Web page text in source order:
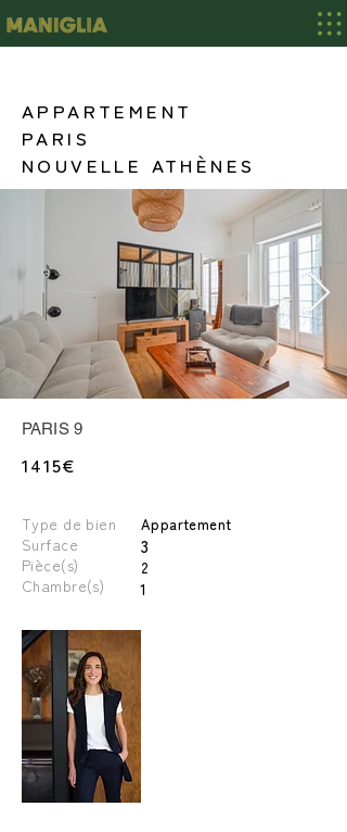
APPARTEMENT
PARIS
NOUVELLE ATHÈNES
VIS_0036.jpg
PARIS 9
1415€
Type de bien
Surface
Pièce(s)
Chambre(s)
Appartement
3
2
1